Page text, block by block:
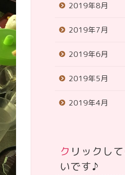
2019年8月
2019年7月
2019年6月
2019年5月
2019年4月
クリックしていただけると嬉し
いです♪